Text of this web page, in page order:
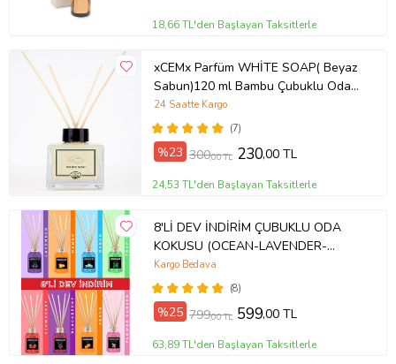
18,66 TL'den Başlayan Taksitlerle
xCEMx Parfüm WHİTE SOAP( Beyaz
Sabun)120 ml Bambu Çubuklu Oda
Kokusu
(7)
24 Saatte Kargo
%23 300,00 TL 230,00 TL
24,53 TL'den Başlayan Taksitlerle
8'Lİ DEV İNDİRİM ÇUBUKLU ODA
KOKUSU (OCEAN-LAVENDER-
MANGO-TROPICAL-PEACH-
STRAWBERRY- BLACKBERRY-
FLOWER GARDEN
(8)
Kargo Bedava
%25 799,00 TL 599,00 TL
63,89 TL'den Başlayan Taksitlerle